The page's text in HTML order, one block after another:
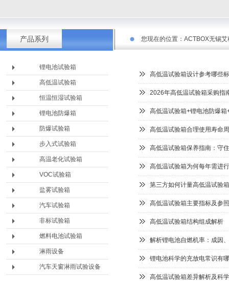
产品系列
锂电池试验箱
高低温试验箱
恒温恒湿试验箱
锂电池防爆箱
防爆试验箱
步入式试验箱
高温老化试验箱
VOC试验箱
盐雾试验箱
汽车试验箱
非标试验箱
燃料电池试验箱
淋雨设备
汽车天窗淋雨试验设备
您现在的位置： ACTBOX无锡
高低温试验箱设计参考哪些
2026年高低温试验箱采购指
高低温试验箱+锂电池防爆
高低温试验箱合理使用寿命
高低温试验箱保养指南：守
高低温试验箱为何每年需进
第三方如何计量高低温试验箱
高低温试验箱主要指标及参
高低温试验箱结构组成解析
解析锂电池自燃机率：成因
锂电池科学的充放电常识有
高低温试验箱差异解析及科